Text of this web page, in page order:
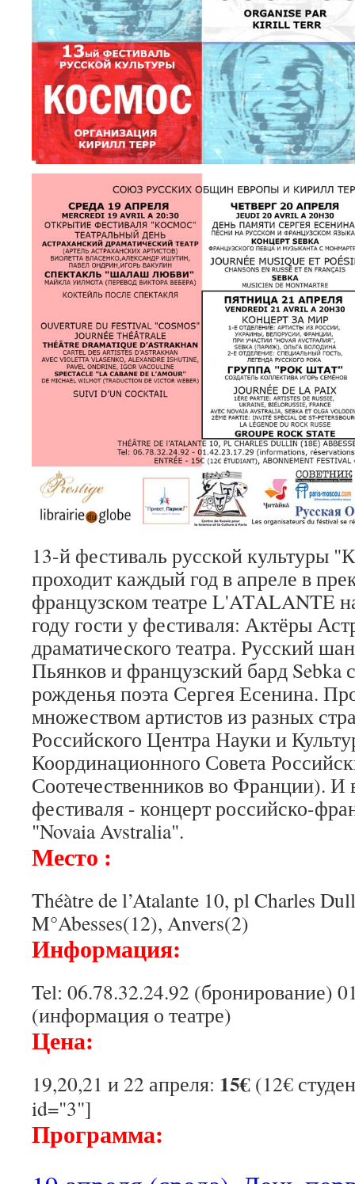
13-й фестиваль русской
проходит каждый год в апреле в
французском театре L'ATALANTE
году гости у фестиваля: Актёры
драматического театра. Русский
Пьянков и французский бард Sebka
рожденья поэта Сергея Есенина.
множеством артистов из разных
Российского Центра Науки и
Координационного Совета
Соотечественников во Франции). И
фестиваля - концерт российско-
"Novaia Avstralia".
Место :
Théàtre de l’Atalante 10, pl Charles
M°Abesses(12), Anvers(2)
Информация:
Tel: 06.78.32.24.92 (бронирование)
(информация о театре)
Цена:
19,20,21 и 22 апреля: 15€ (12€
id="3"]
Программа: